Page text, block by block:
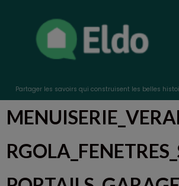
Partager les savoirs qui construisent les belles